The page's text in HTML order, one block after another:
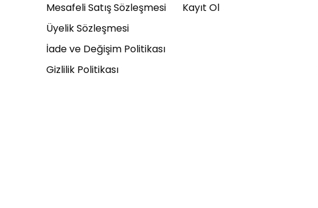
Mesafeli Satış Sözleşmesi
Üyelik Sözleşmesi
İade ve Değişim Politikası
Gizlilik Politikası
Kayıt Ol